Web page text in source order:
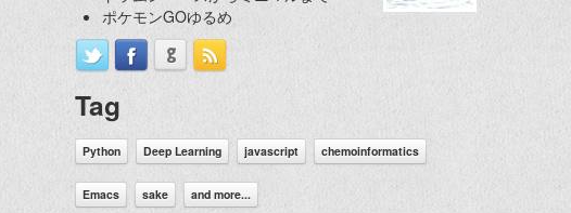
ポケモンGOゆるめ
Tag
Python Deep Learning javascript chemoinformatics
Emacs sake and more...